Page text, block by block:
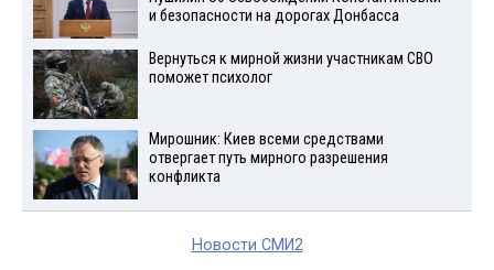
и безопасности на дорогах Донбасса
Вернуться к мирной жизни участникам СВО
поможет психолог
Мирошник: Киев всеми средствами
отвергает путь мирного разрешения
конфликта
Новости СМИ2